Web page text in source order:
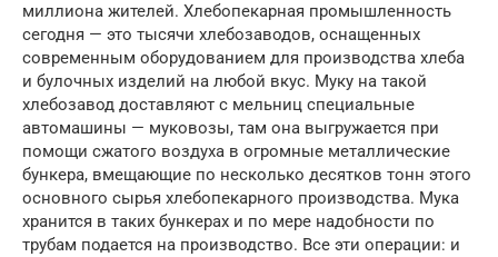
миллиона жителей. Хлебопекарная промышленность
сегодня — это тысячи хлебозаводов, оснащенных
современным оборудованием для производства хлеба
и булочных изделий на любой вкус. Муку на такой
хлебозавод доставляют с мельниц специальные
автомашины — муковозы, там она выгружается при
помощи сжатого воздуха в огромные металлические
бункера, вмещающие по несколько десятков тонн этого
основного сырья хлебопекарного производства. Мука
хранится в таких бункерах и по мере надобности по
трубам подается на производство. Все эти операции: и